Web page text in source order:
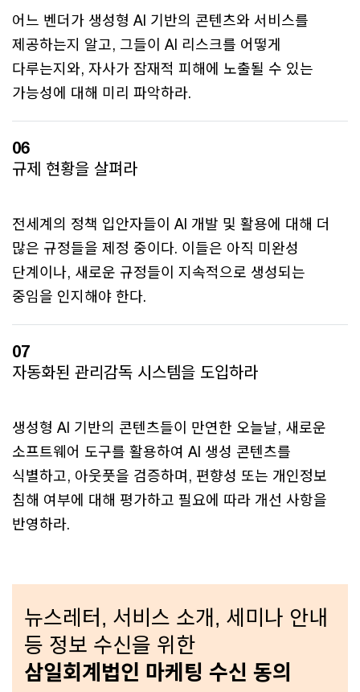
어느 벤더가 생성형 AI 기반의 콘텐츠와 서비스를
제공하는지 알고, 그들이 AI 리스크를 어떻게
다루는지와, 자사가 잠재적 피해에 노출될 수 있는
가능성에 대해 미리 파악하라.
06
규제 현황을 살펴라
전세계의 정책 입안자들이 AI 개발 및 활용에 대해 더
많은 규정들을 제정 중이다. 이들은 아직 미완성
단계이나, 새로운 규정들이 지속적으로 생성되는
중임을 인지해야 한다.
07
자동화된 관리감독 시스템을 도입하라
생성형 AI 기반의 콘텐츠들이 만연한 오늘날, 새로운
소프트웨어 도구를 활용하여 AI 생성 콘텐츠를
식별하고, 아웃풋을 검증하며, 편향성 또는 개인정보
침해 여부에 대해 평가하고 필요에 따라 개선 사항을
반영하라.
뉴스레터, 서비스 소개, 세미나 안내
등 정보 수신을 위한
삼일회계법인 마케팅 수신 동의